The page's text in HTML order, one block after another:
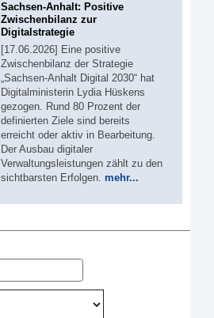
Sachsen-Anhalt: Positive
Zwischenbilanz zur
Digitalstrategie
[17.06.2026] Eine positive
Zwischenbilanz der Strategie
„Sachsen-Anhalt Digital 2030“ hat
Digitalministerin Lydia Hüskens
gezogen. Rund 80 Prozent der
definierten Ziele sind bereits
erreicht oder aktiv in Bearbeitung.
Der Ausbau digitaler
Verwaltungsleistungen zählt zu den
sichtbarsten Erfolgen. mehr...